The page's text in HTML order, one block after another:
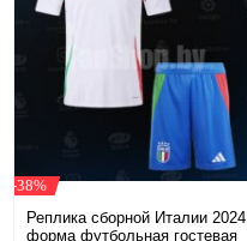
-38%
Реплика сборной Италии 2024
форма футбольная гостевая